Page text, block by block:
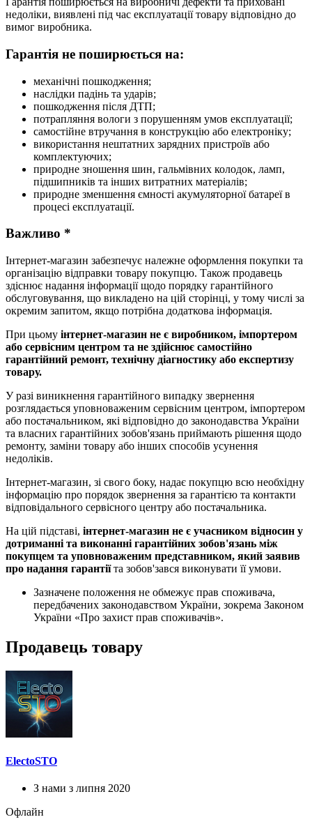
недоліки, виявлені під час експлуатації товару відповідно до
вимог виробника.
Гарантія не поширюється на:
механічні пошкодження;
наслідки падінь та ударів;
пошкодження після ДТП;
потрапляння вологи з порушенням умов експлуатації;
самостійне втручання в конструкцію або електроніку;
використання нештатних зарядних пристроїв або
комплектуючих;
природне зношення шин, гальмівних колодок, ламп,
підшипників та інших витратних матеріалів;
природне зменшення ємності акумуляторної батареї в
процесі експлуатації.
Важливо *
Інтернет-магазин забезпечує належне оформлення покупки та
організацію відправки товару покупцю. Також продавець
здіснює надання інформації щодо порядку гарантійного
обслуговування, що викладено на цій сторінці, у тому числі за
окремим запитом, якщо потрібна додаткова інформація.
При цьому інтернет-магазин не є виробником, імпортером
або сервісним центром та не здійснює самостійно
гарантійний ремонт, технічну діагностику або експертизу
товару.
У разі виникнення гарантійного випадку звернення
розглядається уповноваженим сервісним центром, імпортером
або постачальником, які відповідно до законодавства України
та власних гарантійних зобов'язань приймають рішення щодо
ремонту, заміни товару або інших способів усунення
недоліків.
Інтернет-магазин, зі свого боку, надає покупцю всю необхідну
інформацію про порядок звернення за гарантією та контакти
відповідального сервісного центру або постачальника.
На цій підставі, інтернет-магазин не є учасником відносин у
дотриманні та виконанні гарантійних зобов'язань між
покупцем та уповноваженим представником, який заявив
про надання гарантіїта зобов'зався виконувати її умови.
Зазначене положення не обмежує прав споживача,
передбачених законодавством України, зокрема Законом
України «Про захист прав споживачів».
Продавець товару
ElectoSTO
З нами з липня 2020
Офлайн